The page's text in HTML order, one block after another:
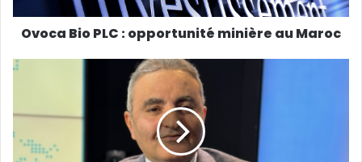
Ovoca Bio PLC : opportunité minière au Maroc